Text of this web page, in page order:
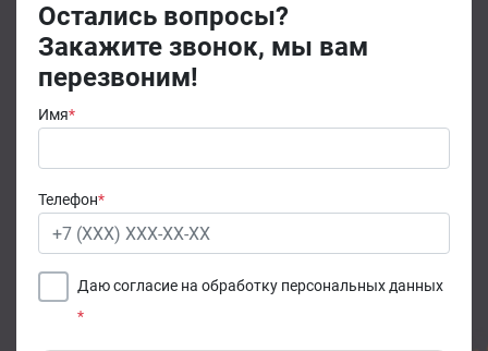
Остались вопросы?
Закажите звонок, мы вам
перезвоним!
Имя*
Телефон*
Даю согласие на обработку персональных данных
*